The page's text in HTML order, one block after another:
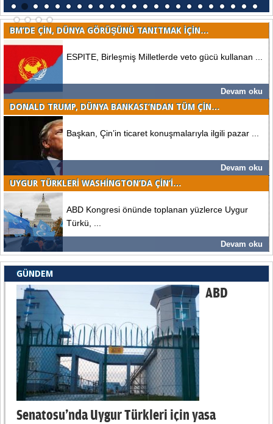
BM’DE ÇIN, DÜNYA GÖRÜŞÜNÜ TANITMAK IÇIN…
ESPITE, Birleşmiş Milletlerde veto gücü kullanan ...
Devam oku
DONALD TRUMP, DÜNYA BANKASI’NDAN TÜM ÇIN…
Başkan, Çin’in ticaret konuşmalarıyla ilgili pazar ...
Devam oku
UYGUR TÜRKLERI WASHINGTON’DA ÇIN’I…
ABD Kongresi önünde toplanan yüzlerce Uygur
Türkü, ...
Devam oku
GÜNDEM
ABD
Senatosu’nda Uygur Türkleri için yasa